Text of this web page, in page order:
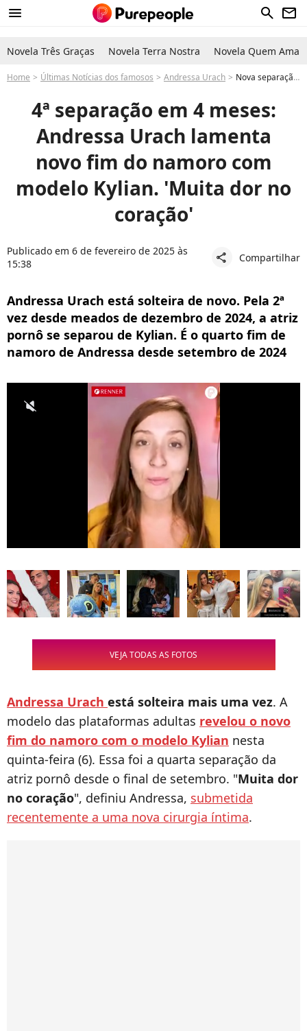
menu search newsletter
Novela Três Graças Novela Terra Nostra Novela Quem Ama
Home Últimas Notícias dos famosos Andressa Urach Nova separação: Andressa Urach termina namoro com ator pornô Kylian pela 2ª vez. 'Dor no coração'
4ª separação em 4 meses:
Andressa Urach lamenta
novo fim do namoro com
modelo Kylian. 'Muita dor no
coração'
Publicado em 6 de fevereiro de 2025 às
15:38
share Compartilhar
Andressa Urach está solteira de novo. Pela 2ª
vez desde meados de dezembro de 2024, a atriz
pornô se separou de Kylian. É o quarto fim de
namoro de Andressa desde setembro de 2024
VEJA TODAS AS FOTOS
Andressa Urach está solteira mais uma vez. A
modelo das plataformas adultas revelou o novo
fim do namoro com o modelo Kylian nesta
quinta-feira (6). Essa foi a quarta separação da
atriz pornô desde o final de setembro. "Muita dor
no coração", definiu Andressa, submetida
recentemente a uma nova cirurgia íntima.